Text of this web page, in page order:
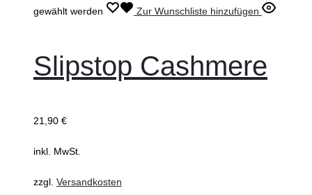
gewählt werden Zur Wunschliste hinzufügen
Slipstop Cashmere
21,90 €
inkl. MwSt.
zzgl. Versandkosten